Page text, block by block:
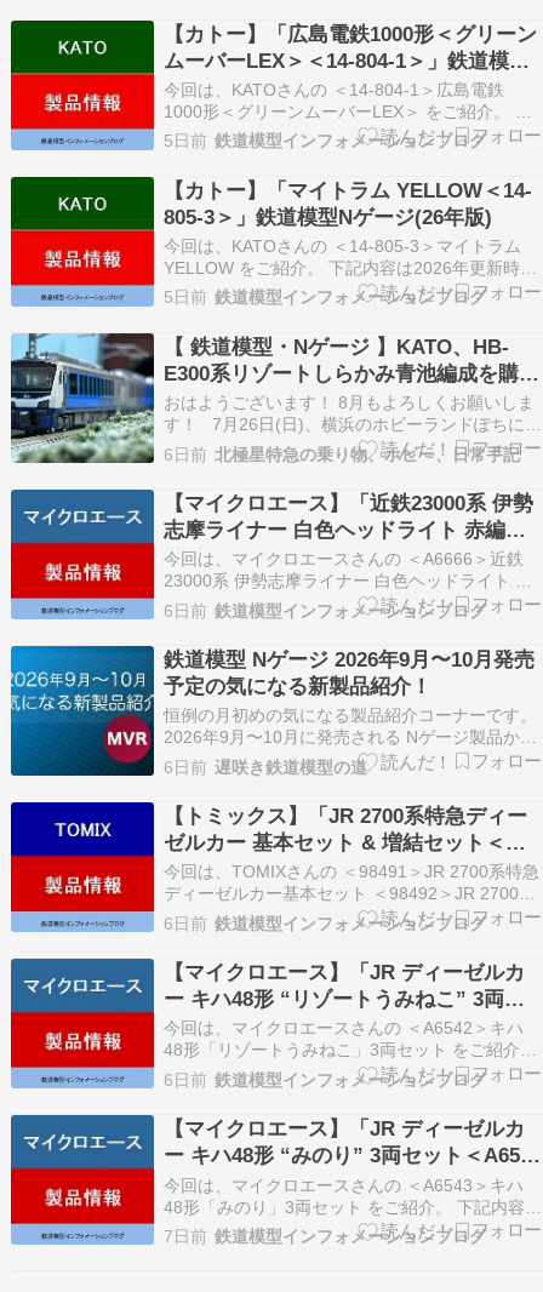
【カトー】「広島電鉄1000形＜グリーン
ムーバーLEX＞＜14-804-1＞」鉄道模型
Nゲージ(26年版)
今回は、KATOさんの ＜14-804-1＞広島電鉄
1000形＜グリーンムーバーLEX＞ をご紹介。 下
記内容は2026年更新時点の情報です。 ★＜14-
804-1＞広島電鉄1000形＜グリーンムーバーLEX
＞ AD Yahoo AD Yahoo ＜実車ガイド＞ 超低床車
両の増…
5日前 鉄道模型インフォメーションブログ
【カトー】「マイトラム YELLOW＜14-
805-3＞」鉄道模型Nゲージ(26年版)
今回は、KATOさんの ＜14-805-3＞マイトラム
YELLOW をご紹介。 下記内容は2026年更新時点
の情報です。 ★＜14-805-3＞マイトラム
YELLOW AD Yahoo AD Rakuten ＜製品特徴＞ 地
域や時代を問わずに楽しめるユニバーサルデザイ
ンのト…
5日前 鉄道模型インフォメーションブログ
【 鉄道模型・Nゲージ 】KATO、HB-
E300系リゾートしらかみ青池編成を購入
しました！
おはようございます！ 8月もよろしくお願いしま
す！ 7月26日(日)、横浜のホビーランドぽちにて
KATO、HB-E300系リゾートしらかみ青池編成を
購入しました。購入した前日の25日(土)には実車
を使った臨時快速リゾートあいづに乗り、その影
響で購入しました。今回Nゲージのリ…
6日前 北極星特急の乗り物、ホビー、日常手記
【マイクロエース】「近鉄23000系 伊勢
志摩ライナー 白色ヘッドライト 赤編成
6両セット＜A6666＞」鉄道模型Nゲージ
(26年版)
今回は、マイクロエースさんの ＜A6666＞近鉄
23000系 伊勢志摩ライナー 白色ヘッドライト 赤
編成 6両セット をご紹介。 下記内容は2026年更
新時点の情報です ★＜A6666＞近鉄23000系 伊
勢志摩ライナー 白色ヘッドライト 赤編成 6両セ
ット AD Yahoo …
6日前 鉄道模型インフォメーションブログ
鉄道模型 Nゲージ 2026年9月〜10月発売
予定の気になる新製品紹介！
恒例の月初めの気になる製品紹介コーナーです。
2026年9月〜10月に発売される Nゲージ製品か
ら、当サイトが特に注目する製品をご紹介しま
す。 ご紹介する製品以外にも素晴らしい製品は多
数ありますが、特に気になるものを中心に取り上
げています。発売時期の変更などで再度ご紹介す
ることも…
6日前 遅咲き鉄道模型の道
【トミックス】「JR 2700系特急ディー
ゼルカー 基本セット & 増結セット＜
98491＞＜98492＞」鉄道模型Nゲージ
(26年版)
今回は、TOMIXさんの ＜98491＞JR 2700系特急
ディーゼルカー基本セット ＜98492＞JR 2700系
特急ディーゼルカー増結セット をご紹介。 下記
内容は2026年更新時点の情報です。 ★＜98491
＞JR 2700系特急ディーゼルカー基本セット ★＜
98492＞…
6日前 鉄道模型インフォメーションブログ
【マイクロエース】「JR ディーゼルカ
ー キハ48形 “リゾートうみねこ” 3両セ
ット＜A6542＞」鉄道模型Nゲージ(26年
版)
今回は、マイクロエースさんの ＜A6542＞キハ
48形「リゾートうみねこ」3両セット をご紹介。
下記内容は2026年更新時点の情報です ★＜
A6542＞キハ48形「リゾートうみねこ」3両セッ
ト AD Yahoo AD Rakuten ＜実車ガイド＞ 国鉄キ
ハ40系は1977～…
6日前 鉄道模型インフォメーションブログ
【マイクロエース】「JR ディーゼルカ
ー キハ48形 “みのり” 3両セット＜A6543
＞」鉄道模型Nゲージ(26年版)
今回は、マイクロエースさんの ＜A6543＞キハ
48形「みのり」3両セット をご紹介。 下記内容は
2026年更新時点の情報です ★＜A6543＞キハ48
形「みのり」3両セット AD Yahoo AD Rakuten
7日前 鉄道模型インフォメーションブログ